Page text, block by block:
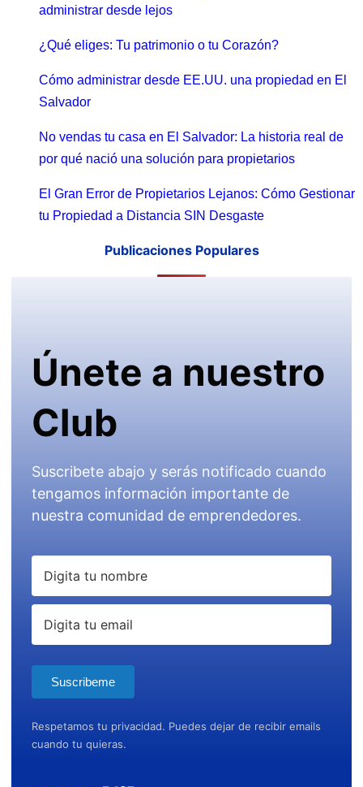
administrar desde lejos
¿Qué eliges: Tu patrimonio o tu Corazón?
Cómo administrar desde EE.UU. una propiedad en El
Salvador
No vendas tu casa en El Salvador: La historia real de
por qué nació una solución para propietarios
El Gran Error de Propietarios Lejanos: Cómo Gestionar
tu Propiedad a Distancia SIN Desgaste
Publicaciones Populares
Únete a nuestro
Club
Suscribete abajo y serás notificado cuando
tengamos información importante de
nuestra comunidad de emprendedores.
Suscribeme
Respetamos tu privacidad. Puedes dejar de recibir emails
cuando tu quieras.